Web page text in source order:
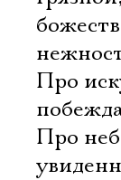
Про
Про